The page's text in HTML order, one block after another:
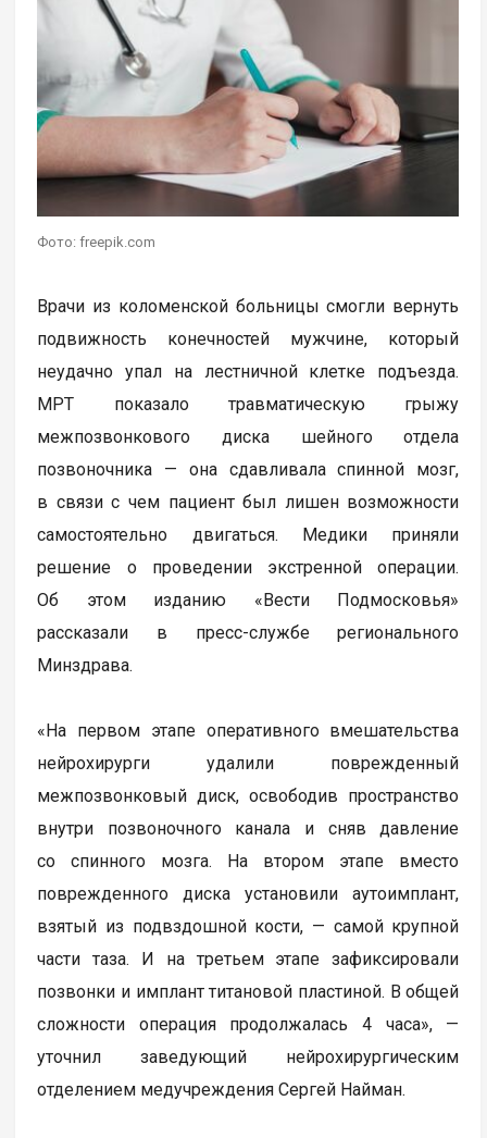
Фото: freepik.com
Врачи из коломенской больницы смогли вернуть
подвижность конечностей мужчине, который
неудачно упал на лестничной клетке подъезда.
МРТ показало травматическую грыжу
межпозвонкового диска шейного отдела
позвоночника — она сдавливала спинной мозг,
в связи с чем пациент был лишен возможности
самостоятельно двигаться. Медики приняли
решение о проведении экстренной операции.
Об этом изданию «Вести Подмосковья»
рассказали в пресс-службе регионального
Минздрава.
«На первом этапе оперативного вмешательства
нейрохирурги удалили поврежденный
межпозвонковый диск, освободив пространство
внутри позвоночного канала и сняв давление
со спинного мозга. На втором этапе вместо
поврежденного диска установили аутоимплант,
взятый из подвздошной кости, — самой крупной
части таза. И на третьем этапе зафиксировали
позвонки и имплант титановой пластиной. В общей
сложности операция продолжалась 4 часа», —
уточнил заведующий нейрохирургическим
отделением медучреждения Сергей Найман.